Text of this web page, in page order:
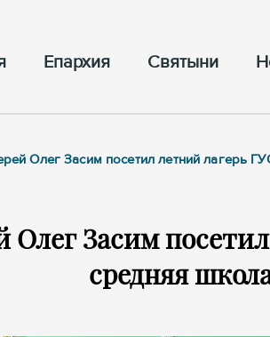
Епархия Cвятыни
Олег Засим посетил летний лагерь
Олег Засим
средняя